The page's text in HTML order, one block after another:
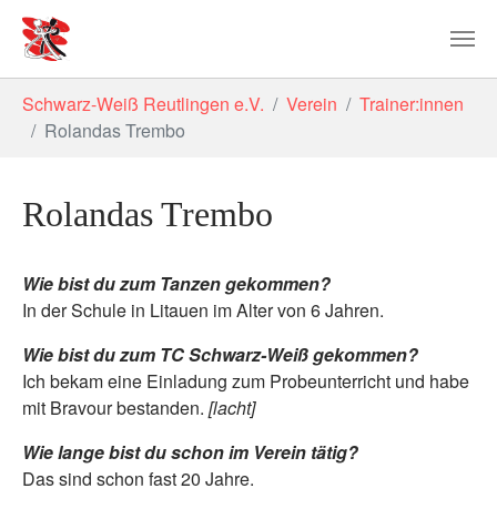
Schwarz-Weiß Reutlingen e.V. Verein
Trainer:innen
Rolandas Trembo
Rolandas Trembo
Wie bist du zum Tanzen ge­kommen?
In der Schule in Litauen im Alter von 6 Jahren.
Wie bist du zum TC Schwarz-Weiß gekommen?
Ich bekam eine Einladung zum Probeunterricht und habe
mit Bravour bestanden. [lacht]
Wie lange bist du schon im Verein tätig?
Das sind schon fast 20 Jahre.